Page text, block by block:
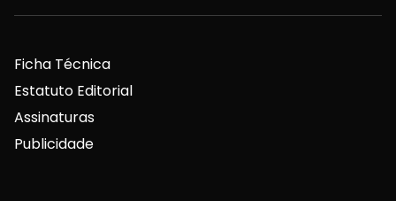
Ficha Técnica
Estatuto Editorial
Assinaturas
Publicidade